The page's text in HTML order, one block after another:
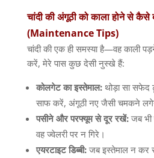
चांदीकीअंगूठीकोकालाहोनेसेकैसे
(Maintenance Tips)
चांदी की एक ही समस्या है—वह काली
करें, मेरे पास कुछ देसी नुस्खे हैं:
कोलगेट का इस्तेमाल: थोड़ा सा
साफ करें, अंगूठी नए जैसी चमकने
पसीने और परफ्यूम से दूर रखें: जब भी
वह ज्वेलरी पर न गिरे।
एयरटाइट डिब्बी: जब इस्तेमाल न कर